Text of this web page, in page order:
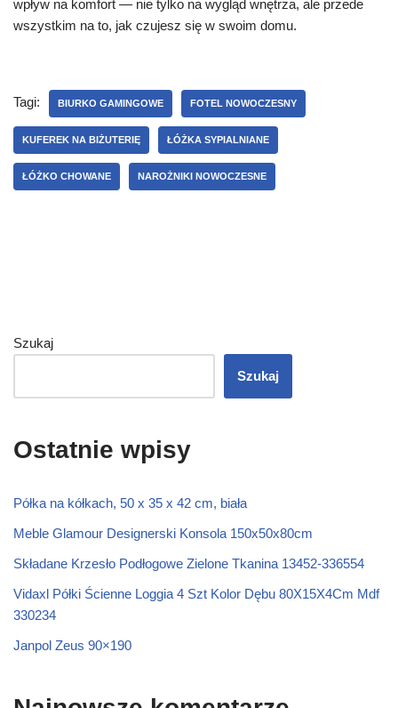
wpływ na komfort — nie tylko na wygląd wnętrza, ale przede
wszystkim na to, jak czujesz się w swoim domu.
Tagi: BIURKO GAMINGOWE FOTEL NOWOCZESNY
KUFEREK NA BIŻUTERIĘ ŁÓŻKA SYPIALNIANE
ŁÓŻKO CHOWANE NAROŻNIKI NOWOCZESNE
Szukaj
Szukaj
Ostatnie wpisy
Półka na kółkach, 50 x 35 x 42 cm, biała
Meble Glamour Designerski Konsola 150x50x80cm
Składane Krzesło Podłogowe Zielone Tkanina 13452-336554
Vidaxl Półki Ścienne Loggia 4 Szt Kolor Dębu 80X15X4Cm Mdf
330234
Janpol Zeus 90×190